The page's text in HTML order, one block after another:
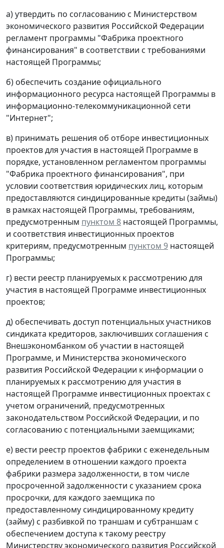
а) утвердить по согласованию с Министерством
экономического развития Российской Федерации
регламент программы "Фабрика проектного
финансирования" в соответствии с требованиями
настоящей Программы;
б) обеспечить создание официального
информационного ресурса настоящей Программы в
информационно-телекоммуникационной сети
"Интернет";
в) принимать решения об отборе инвестиционных
проектов для участия в настоящей Программе в
порядке, установленном регламентом программы
"Фабрика проектного финансирования", при
условии соответствия юридических лиц, которым
предоставляются синдицированные кредиты (займы)
в рамках настоящей Программы, требованиям,
предусмотренным пунктом 8 настоящей Программы,
и соответствия инвестиционных проектов
критериям, предусмотренным пунктом 9 настоящей
Программы;
г) вести реестр планируемых к рассмотрению для
участия в настоящей Программе инвестиционных
проектов;
д) обеспечивать доступ потенциальных участников
синдиката кредиторов, заключивших соглашения с
Внешэкономбанком об участии в настоящей
Программе, и Министерства экономического
развития Российской Федерации к информации о
планируемых к рассмотрению для участия в
настоящей Программе инвестиционных проектах с
учетом ограничений, предусмотренных
законодательством Российской Федерации, и по
согласованию с потенциальными заемщиками;
е) вести реестр проектов фабрики с еженедельным
определением в отношении каждого проекта
фабрики размера задолженности, в том числе
просроченной задолженности с указанием срока
просрочки, для каждого заемщика по
предоставленному синдицированному кредиту
(займу) с разбивкой по траншам и субтраншам с
обеспечением доступа к такому реестру
Министерству экономического развития Российской